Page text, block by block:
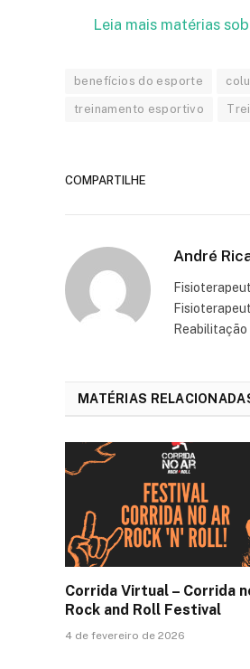
Leia mais matérias
benefícios do esporte
treinamento esportivo
COMPARTILHE
André
Reabilitação
MATÉRIAS
Corrida Virtual – Corrida
Rock and Roll Festival
4 de fevereiro de 2026